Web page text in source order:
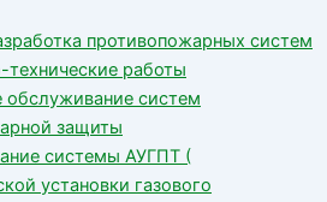
противопожарных систем
работы
обслуживание систем
защиты
системы АУГПТ (
установки газового